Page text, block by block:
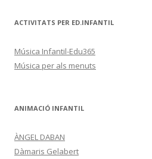
r
i
ACTIVITATS PER ED.INFANTIL
Música Infantil-Edu365
Música per als menuts
ANIMACIÓ INFANTIL
ÀNGEL DABAN
Dàmaris Gelabert